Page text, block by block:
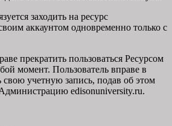
заходить на ресурс
аккаунтом одновременно только с
прекратить пользоваться Ресурсом
момент. Пользователь вправе в
учетную запись, подав об этом
edisonuniversity.ru.